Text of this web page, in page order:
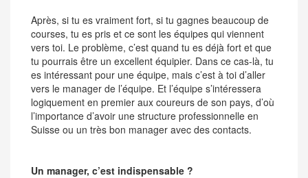
Après, si tu es vraiment fort, si tu gagnes beaucoup de
courses, tu es pris et ce sont les équipes qui viennent
vers toi. Le problème, c’est quand tu es déjà fort et que
tu pourrais être un excellent équipier. Dans ce cas-là, tu
es intéressant pour une équipe, mais c’est à toi d’aller
vers le manager de l’équipe. Et l’équipe s’intéressera
logiquement en premier aux coureurs de son pays, d’où
l’importance d’avoir une structure professionnelle en
Suisse ou un très bon manager avec des contacts.
Un manager, c’est indispensable ?